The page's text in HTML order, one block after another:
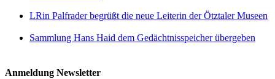
LRin Palfrader begrüßt die neue Leiterin der Ötztaler Museen
Sammlung Hans Haid dem Gedächtnisspeicher übergeben
Anmeldung Newsletter